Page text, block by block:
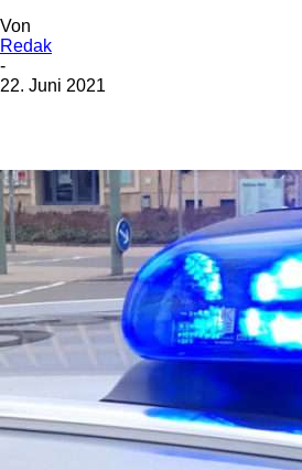
Von
Redak
-
22. Juni 2021